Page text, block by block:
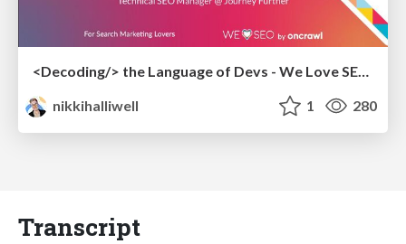
<Decoding/> the Language of Devs - We Love SEO 2024
nikkihalliwell
1 280
Transcript